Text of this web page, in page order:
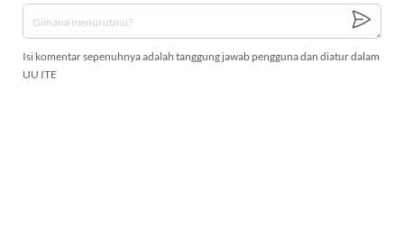
Isi komentar sepenuhnya adalah tanggung jawab pengguna dan diatur dalam
UU ITE